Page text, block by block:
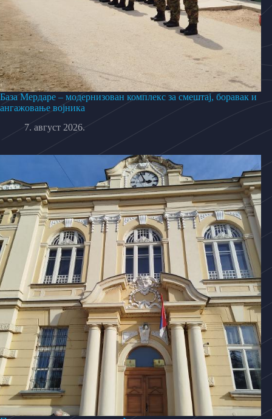
База Мердаре – модернизован комплекс за смештај, боравак и
ангажовање војника
7. август 2026.